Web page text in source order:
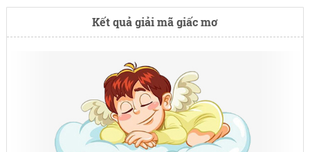
Kết quả giải mã giấc mơ